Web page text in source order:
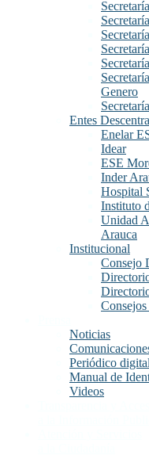
Genero
Entes
Enelar
Idear
ESE
Inder
Hospital
Instituto
Unidad
Arauca
Institucional
Consejo
Noticias
Periódico
Manual de
Videos